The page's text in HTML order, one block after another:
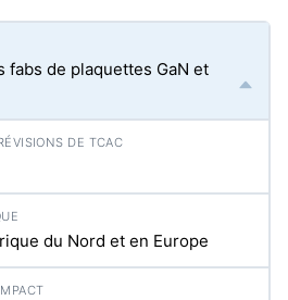
fabs de plaquettes GaN et
du Nord et en Europe